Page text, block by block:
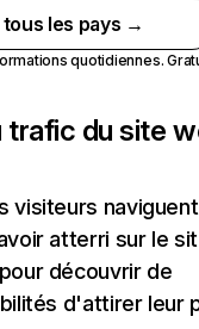
les pays →
quotidiennes.
trafic du site
visiteurs naviguent
atterri sur le
découvrir de
d'attirer leur